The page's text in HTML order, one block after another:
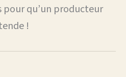
pour qu’un producteur
!